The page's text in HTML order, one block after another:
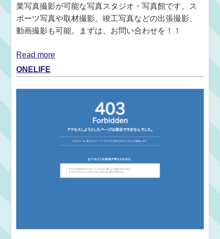
業写真撮影が可能な写真スタジオ・写真館です。ス
ポーツ写真や取材撮影、竣工写真などの出張撮影、
動画撮影も可能。まずは、お問い合わせを！！
Read more
ONELIFE